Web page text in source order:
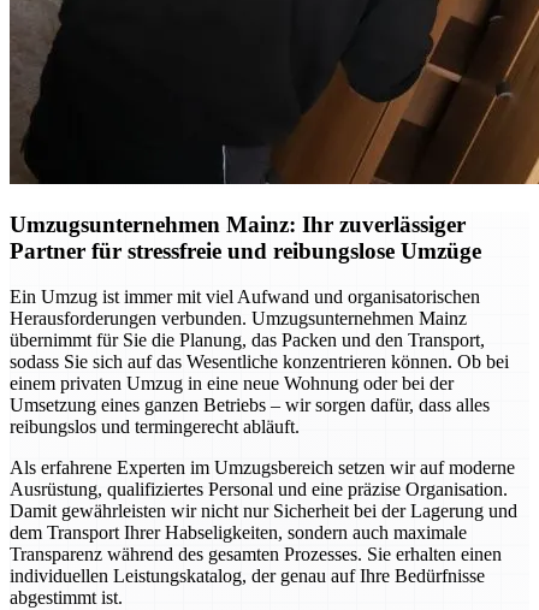
Umzugsunternehmen Mainz: Ihr zuverlässiger
Partner für stressfreie und reibungslose Umzüge
Ein Umzug ist immer mit viel Aufwand und organisatorischen
Herausforderungen verbunden. Umzugsunternehmen Mainz
übernimmt für Sie die Planung, das Packen und den Transport,
sodass Sie sich auf das Wesentliche konzentrieren können. Ob bei
einem privaten Umzug in eine neue Wohnung oder bei der
Umsetzung eines ganzen Betriebs – wir sorgen dafür, dass alles
reibungslos und termingerecht abläuft.
Als erfahrene Experten im Umzugsbereich setzen wir auf moderne
Ausrüstung, qualifiziertes Personal und eine präzise Organisation.
Damit gewährleisten wir nicht nur Sicherheit bei der Lagerung und
dem Transport Ihrer Habseligkeiten, sondern auch maximale
Transparenz während des gesamten Prozesses. Sie erhalten einen
individuellen Leistungskatalog, der genau auf Ihre Bedürfnisse
abgestimmt ist.